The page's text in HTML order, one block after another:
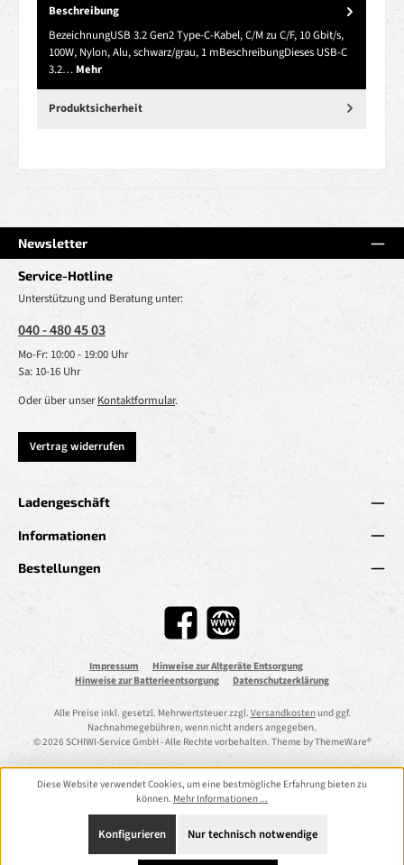
Beschreibung
BezeichnungUSB 3.2 Gen2 Type-C-Kabel, C/M zu C/F, 10 Gbit/s,
100W, Nylon, Alu, schwarz/grau, 1 mBeschreibungDieses USB-C
3.2… Mehr
Produktsicherheit
Newsletter
Service-Hotline
Unterstützung und Beratung unter:
040 - 480 45 03
Mo-Fr: 10:00 - 19:00 Uhr
Sa: 10-16 Uhr
Oder über unserKontaktformular.
Vertrag widerrufen
Ladengeschäft
Informationen
Bestellungen
Facebook Website
Impressum
Hinweise zur Altgeräte Entsorgung
Hinweise zur Batterieentsorgung
Datenschutzerklärung
Alle Preise inkl. gesetzl. Mehrwertsteuer zzgl. Versandkostenund ggf.
Nachnahmegebühren, wenn nicht anders angegeben.
© 2026 SCHIWI-Service GmbH - Alle Rechte vorbehalten. Theme byThemeWare®
Diese Website verwendet Cookies, um eine bestmögliche Erfahrung bieten zu
können. Mehr Informationen ...
Nur technisch notwendige
Konfigurieren